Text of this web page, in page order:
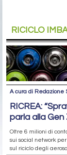
RICICLO
A cura di Redazione
RICREA:
parla alla Gen
Oltre 6 milioni di
sui social network
sul riciclo degli aerosol